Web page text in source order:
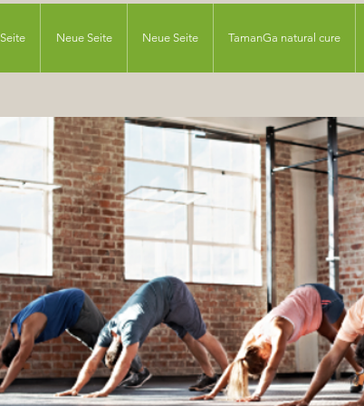
Neue Seite Neue Seite TamanGa natural cure